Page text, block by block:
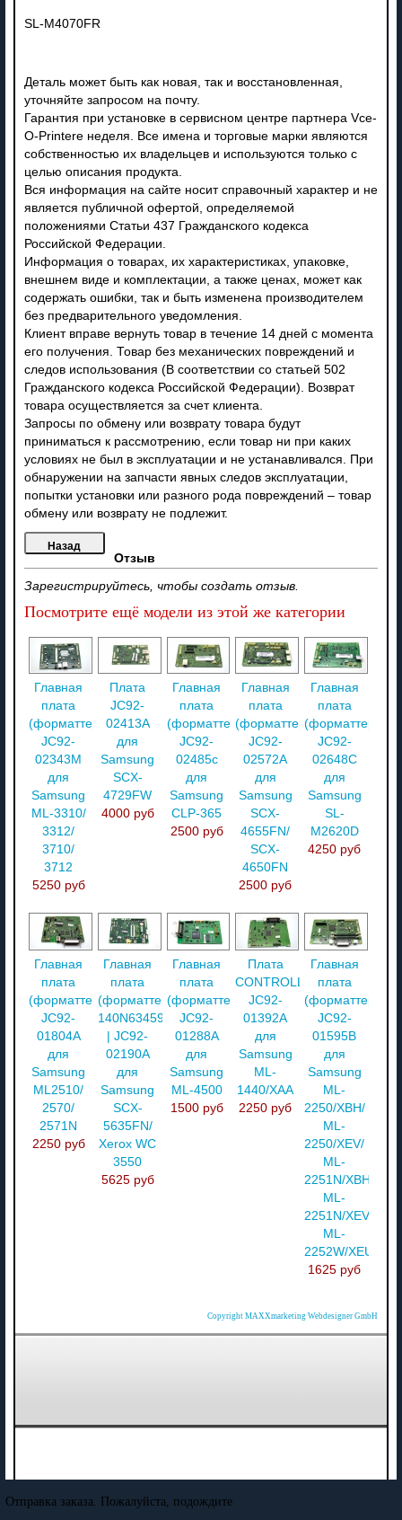
SL-M4070FR
Деталь может быть как новая, так и восстановленная,
уточняйте запросом на почту.
Гарантия при установке в сервисном центре партнера Vce-
O-Printere неделя. Все имена и торговые марки являются
собственностью их владельцев и используются только с
целью описания продукта.
Вся информация на сайте носит справочный характер и не
является публичной офертой, определяемой
положениями Статьи 437 Гражданского кодекса
Российской Федерации.
Информация о товарах, их характеристиках, упаковке,
внешнем виде и комплектации, а также ценах, может как
содержать ошибки, так и быть изменена производителем
без предварительного уведомления.
Клиент вправе вернуть товар в течение 14 дней с момента
его получения. Товар без механических повреждений и
следов использования (В соответствии со статьей 502
Гражданского кодекса Российской Федерации). Возврат
товара осуществляется за счет клиента.
Запросы по обмену или возврату товара будут
приниматься к рассмотрению, если товар ни при каких
условиях не был в эксплуатации и не устанавливался. При
обнаружении на запчасти явных следов эксплуатации,
попытки установки или разного рода повреждений – товар
обмену или возврату не подлежит.
Отзыв
Зарегистрируйтесь, чтобы создать отзыв.
Посмотрите ещё модели из этой же категории
Главная
плата
(форматтер)
JC92-
02343M
для
Samsung
ML-3310/
3312/
3710/
3712
5250 руб
Плата
JC92-
02413A
для
Samsung
SCX-
4729FW
4000 руб
Главная
плата
(форматтер)
JC92-
02485c
для
Samsung
CLP-365
2500 руб
Главная
плата
(форматтер)
JC92-
02572A
для
Samsung
SCX-
4655FN/
SCX-
4650FN
2500 руб
Главная
плата
(форматтер)
JC92-
02648C
для
Samsung
SL-
M2620D
4250 руб
Главная
плата
(форматтер)
JC92-
01804A
для
Samsung
ML2510/
2570/
2571N
2250 руб
Главная
плата
(форматтер)
140N63459
| JC92-
02190A
для
Samsung
SCX-
5635FN/
Xerox WC
3550
5625 руб
Главная
плата
(форматтер)
JC92-
01288A
для
Samsung
ML-4500
1500 руб
Плата
CONTROLLER
JC92-
01392A
для
Samsung
ML-
1440/XAA
2250 руб
Главная
плата
(форматтер)
JC92-
01595B
для
Samsung
ML-
2250/XBH/
ML-
2250/XEV/
ML-
2251N/XBH/
ML-
2251N/XEV/
ML-
2252W/XEU
1625 руб
Copyright MAXXmarketing Webdesigner GmbH
Отправка заказа. Пожалуйста, подождите